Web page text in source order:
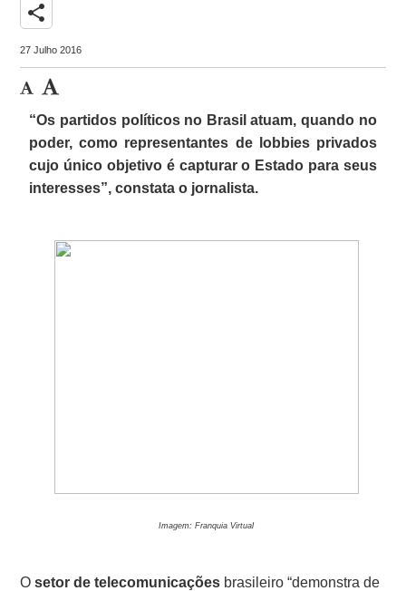
share
27 Julho 2016
“Os partidos políticos no Brasil atuam, quando no
poder, como representantes de lobbies privados
cujo único objetivo é capturar o Estado para seus
interesses”, constata o jornalista.
Imagem: Franquia Virtual
Osetor de telecomunicações brasileiro “demonstra de